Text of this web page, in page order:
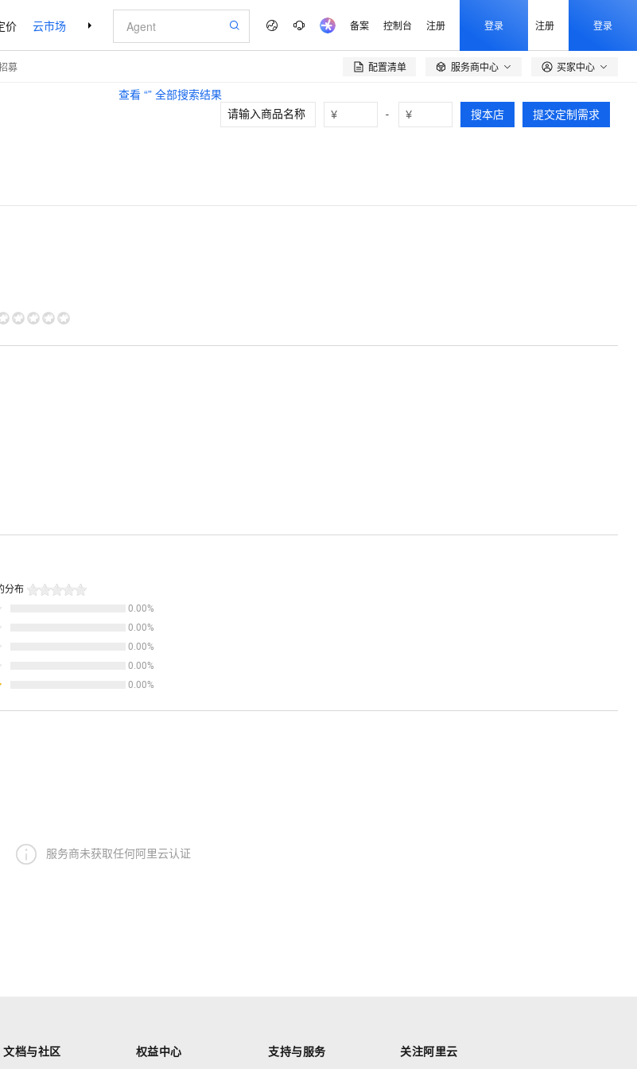
价 云市场 合作伙伴 支持与服务 了解阿里云
查看 “” 全部搜索结果
备案 控制台 注册 登录 注册 登录
募 配置清单  服务商中心 买家中心
¥ - ¥ 搜本店 提交定制需求
分布
0.00%
0.00%
0.00%
0.00%
0.00%
服务商未获取任何阿里云认证
文档与社区 权益中心 支持与服务 关注阿里云